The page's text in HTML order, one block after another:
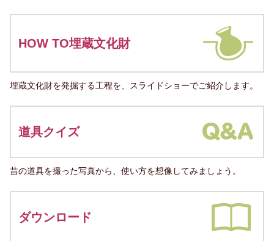
HOW TO埋蔵文化財
埋蔵文化財を発掘する工程を、スライドショーでご紹介します。
道具クイズ
昔の道具を撮った写真から、使い方を想像してみましょう。
ダウンロード